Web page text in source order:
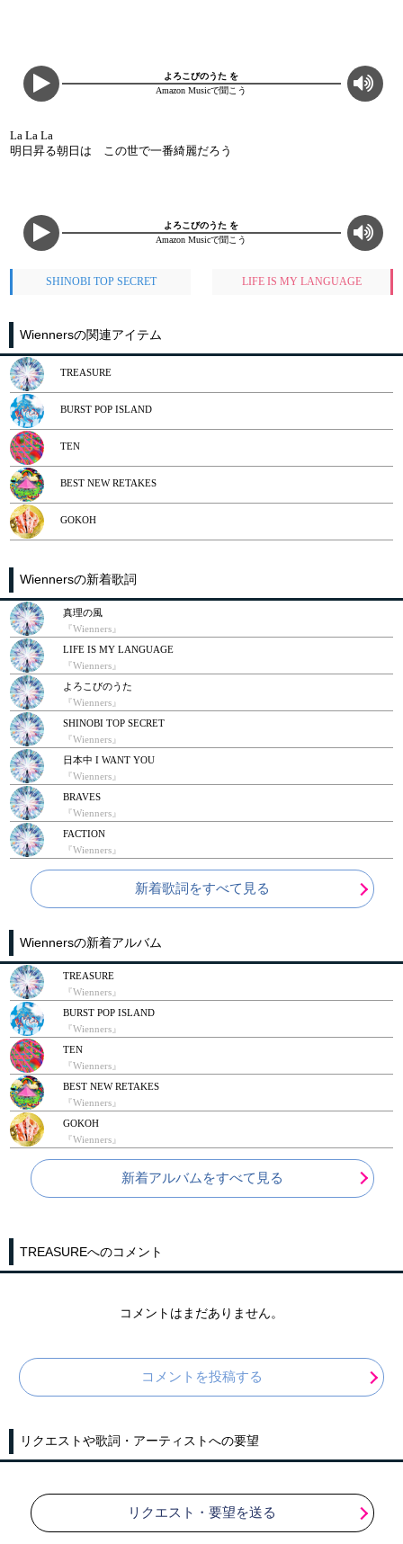
よろこびのうた を
Amazon Musicで聞こう
La La La
明日昇る朝日は この世で一番綺麗だろう
よろこびのうた を
Amazon Musicで聞こう
SHINOBI TOP SECRET LIFE IS MY LANGUAGE
Wiennersの関連アイテム
TREASURE
BURST POP ISLAND
TEN
​BEST NEW RETAKES
GOKOH
Wiennersの新着歌詞
真理の風
『Wienners』
LIFE IS MY LANGUAGE
『Wienners』
よろこびのうた
『Wienners』
SHINOBI TOP SECRET
『Wienners』
日本中 I WANT YOU
『Wienners』
BRAVES
『Wienners』
FACTION
『Wienners』
新着歌詞をすべて見る
Wiennersの新着アルバム
TREASURE
『Wienners』
BURST POP ISLAND
『Wienners』
TEN
『Wienners』
​BEST NEW RETAKES
『Wienners』
GOKOH
『Wienners』
新着アルバムをすべて見る
TREASUREへのコメント
コメントはまだありません。
コメントを投稿する
リクエストや歌詞・アーティストへの要望
リクエスト・要望を送る